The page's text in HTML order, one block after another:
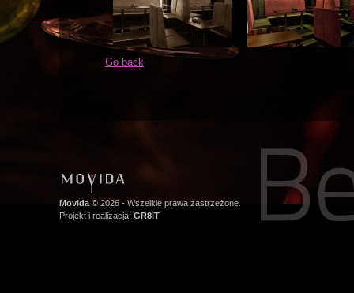
Go back
Movida © 2026 - Wszelkie prawa zastrzeżone.
Projekt i realizacja: GR8IT